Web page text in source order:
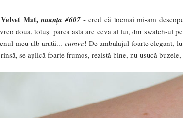
Mat,nuanța #607- cred că tocmai mi-am
două, totuși parcă ăsta are ceva al lui, din swatch-ul
meu alb arată... cumva! De ambalajul foarte elegant,
se aplică foarte frumos, rezistă bine, nu usucă